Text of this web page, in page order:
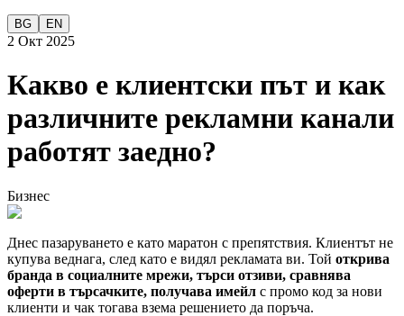
BG EN
2 Окт 2025
Какво е клиентски път и как
различните рекламни канали
работят заедно?
Бизнес
Днес пазаруването е като маратон с препятствия. Клиентът не
купува веднага, след като е видял рекламата ви. Той открива
бранда в социалните мрежи, търси отзиви, сравнява
оферти в търсачките, получава имейл с промо код за нови
клиенти и чак тогава взема решението да поръча.